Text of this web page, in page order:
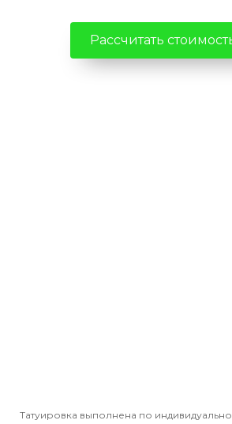
Рассчитать
Татуировка выполнена по